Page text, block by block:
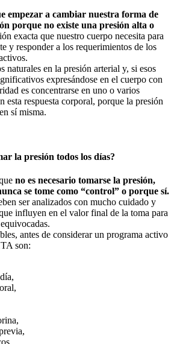
empezar a cambiar nuestra forma de
porque no existe una presión alta o
exacta que nuestro cuerpo necesita para
y responder a los requerimientos de los
naturales en la presión arterial y, si esos
expresándose en el cuerpo con
es concentrarse en uno o varios
esta respuesta corporal, porque la presión
sí misma.
la presión todos los días?
no es necesario tomarse la presión,
se tome como “control” o porque sí.
ser analizados con mucho cuidado y
influyen en el valor final de la toma para
antes de considerar un programa activo
son: